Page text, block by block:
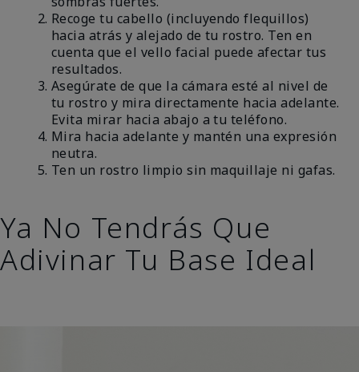
Recoge tu cabello (incluyendo flequillos)
hacia atrás y alejado de tu rostro. Ten en
cuenta que el vello facial puede afectar tus
resultados.
Asegúrate de que la cámara esté al nivel de
tu rostro y mira directamente hacia adelante.
Evita mirar hacia abajo a tu teléfono.
Mira hacia adelante y mantén una expresión
neutra.
Ten un rostro limpio sin maquillaje ni gafas.
Ya No Tendrás Que
Adivinar Tu Base Ideal